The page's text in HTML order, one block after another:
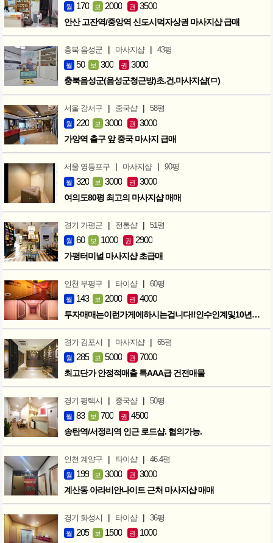
월 170 보 2000 권 3500
안산 고잔역/중앙역 신도시먹자상권 마사지샵 급매
충북 음성군 | 마사지샵 | 43평
월 50 보 300 권 3000
충북음성군(음성군청근방)초.건.마사지샵(ㅁ)
서울 강서구 | 중국샵 | 58평
월 220 보 3000 권 3000
가양역 출구 앞 중국 마사지 급매
서울 영등포구 | 마사지샵 | 90평
월 320 보 3000 권 3000
여의도80평 최고의 마사지샵 매매
경기 가평군 | 전통샵 | 51평
월 60 보 1000 권 2900
가평터미널 마사지샵 초급매
인천 부평구 | 타이샵 | 60평
월 143 보 2000 권 4000
투자매매는이런가게에하시는겁니다!!인수인계및10년노하우 모두승계
경기 김포시 | 마사지샵 | 65평
월 285 보 5000 권 7000
최고단가 안정적매출 특AAA급 건전매물
경기 평택시 | 중국샵 | 50평
월 83 보 700 권 4500
송탄역/서정리역 인근 로드샵. 협의가능.
인천 계양구 | 타이샵 | 46.4평
월 199 보 3000 권 3000
계산동 아라비안나이트 근처 마사지샵 매매
경기 화성시 | 타이샵 | 36평
월 205 보 1500 권 1000